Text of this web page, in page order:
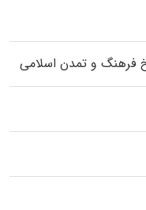
فرهنگ و تمدن اسلامی